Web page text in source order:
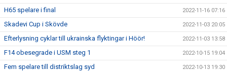
H65 spelare i final 2022-11-16 07:16
Skadevi Cup i Skövde 2022-11-03 20:05
Efterlysning cyklar till ukrainska flyktingar i Höör! 2022-11-03 13:58
F14 obesegrade i USM steg 1 2022-10-15 19:04
Fem spelare till distriktslag syd 2022-10-13 19:30